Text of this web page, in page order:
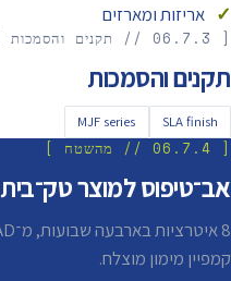
אריזות ומארזים
[ 06.7.3 // תקנים והסמכות ]
תקנים והסמכות
SLA finish
MJF series
[ 06.7.4 // מהשטח ]
אב־טיפוס למוצר טק־בית
קמפיין מימון מוצלח.